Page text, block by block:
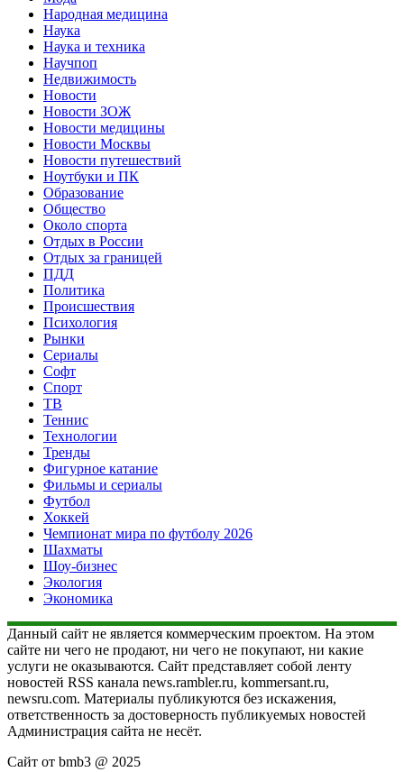
Народная медицина
Наука
Наука и техника
Научпоп
Недвижимость
Новости
Новости ЗОЖ
Новости медицины
Новости Москвы
Новости путешествий
Ноутбуки и ПК
Образование
Общество
Около спорта
Отдых в России
Отдых за границей
ПДД
Политика
Происшествия
Психология
Рынки
Сериалы
Софт
Спорт
ТВ
Теннис
Технологии
Тренды
Фигурное катание
Фильмы и сериалы
Футбол
Хоккей
Чемпионат мира по футболу 2026
Шахматы
Шоу-бизнес
Экология
Экономика
Данный сайт не является коммерческим проектом. На этом
сайте ни чего не продают, ни чего не покупают, ни какие
услуги не оказываются. Сайт представляет собой ленту
новостей RSS канала news.rambler.ru, kommersant.ru,
newsru.com. Материалы публикуются без искажения,
ответственность за достоверность публикуемых новостей
Администрация сайта не несёт.
Сайт от bmb3 @ 2025